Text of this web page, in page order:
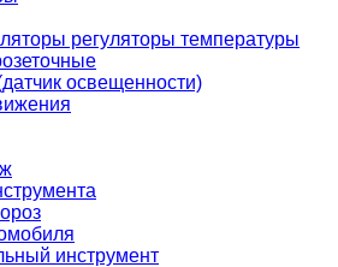
регуляторы температуры
освещенности)
инструмент